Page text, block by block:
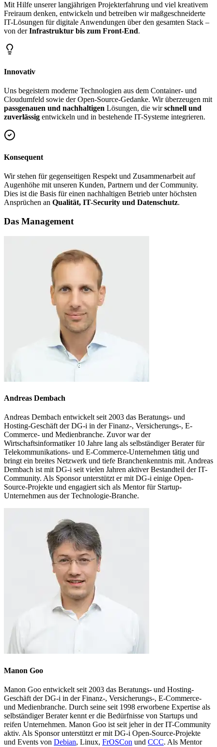
Mit Hilfe unserer langjährigen Projekterfahrung und viel kreativem
Freiraum denken, entwickeln und betreiben wir maßgeschneiderte
IT-Lösungen für digitale Anwendungen über den gesamten Stack –
von derInfrastruktur bis zum Front-End.
Innovativ
Uns begeistern moderne Technologien aus dem Container- und
Cloudumfeld sowie der Open-Source-Gedanke. Wir überzeugen mit
passgenauen und nachhaltigen Lösungen, die wirschnell und
zuverlässig entwickeln und in bestehende IT-Systeme integrieren.
Konsequent
Wir stehen für gegenseitigen Respekt und Zusammenarbeit auf
Augenhöhe mit unseren Kunden, Partnern und der Community.
Dies ist die Basis für einen nachhaltigen Betrieb unter höchsten
Ansprüchen an Qualität, IT-Security und Datenschutz.
Das Management
Andreas Dembach
Andreas Dembach entwickelt seit 2003 das Beratungs- und
Hosting-Geschäft der DG-i in der Finanz-, Versicherungs-, E-
Commerce- und Medienbranche. Zuvor war der
Wirtschaftsinformatiker 10 Jahre lang als selbständiger Berater für
Telekommunikations- und E-Commerce-Unternehmen tätig und
bringt ein breites Netzwerk und tiefe Branchenkenntnis mit. Andreas
Dembach ist mit DG-i seit vielen Jahren aktiver Bestandteil der IT-
Community. Als Sponsor unterstützt er mit DG-i einige Open-
Source-Projekte und engagiert sich als Mentor für Startup-
Unternehmen aus der Technologie-Branche.
Manon Goo
Manon Goo entwickelt seit 2003 das Beratungs- und Hosting-
Geschäft der DG-i in der Finanz-, Versicherungs-, E-Commerce-
und Medienbranche. Durch seine seit 1998 erworbene Expertise als
selbständiger Berater kennt er die Bedürfnisse von Startups und
reifen Unternehmen. Manon Goo ist seit jeher in der IT-Community
aktiv. Als Sponsor unterstützt er mit DG-i Open-Source-Projekte
und Events von Debian, Linux, FrOSCon und CCC. Als Mentor